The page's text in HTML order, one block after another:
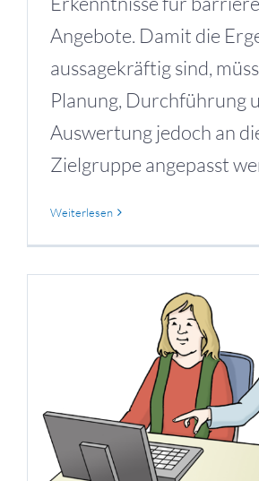
Angebote. Damit die
aussagekräftig sind,
Planung, Durchführung
Auswertung jedoch an
Zielgruppe angepasst
Weiterlesen